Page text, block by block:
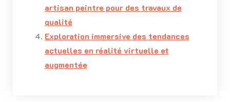
artisan peintre pour des travaux de
qualité
Exploration immersive des tendances
actuelles en réalité virtuelle et
augmentée